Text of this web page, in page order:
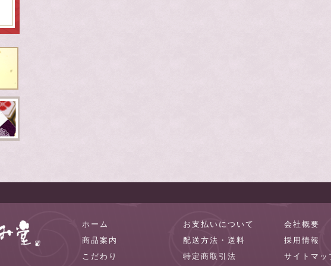
ホーム
商品案内
こだわり
お支払いについて
配送方法・送料
特定商取引法
会社概要
採用情報
サイトマッ